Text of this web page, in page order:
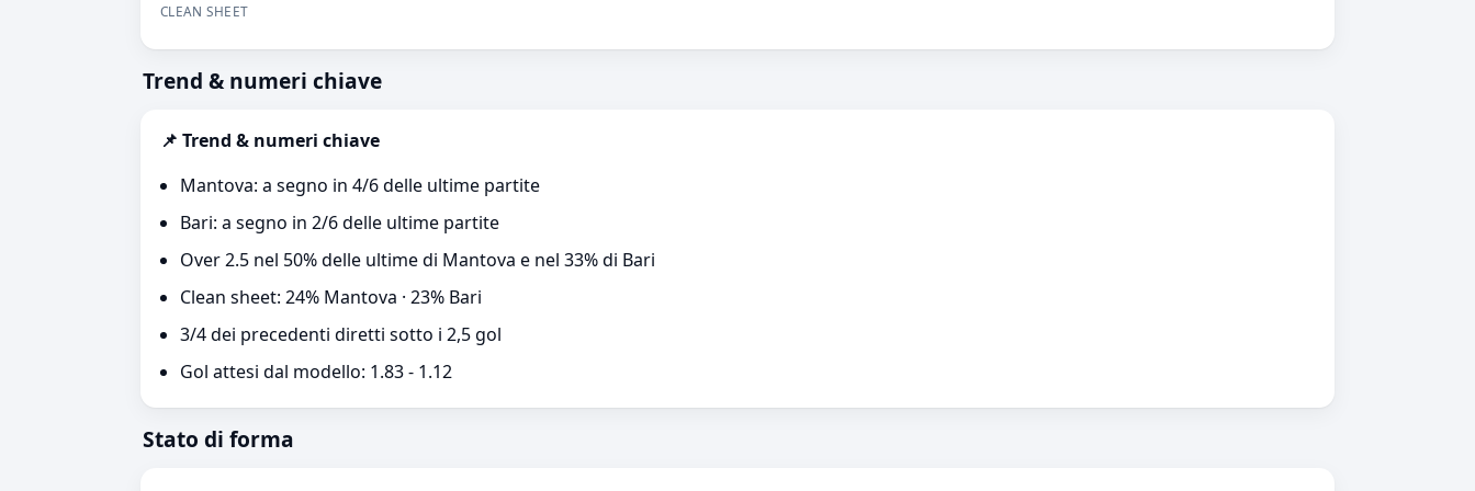
CLEAN SHEET
Trend & numeri chiave
📌 Trend & numeri chiave
Mantova: a segno in 4/6 delle ultime partite
Bari: a segno in 2/6 delle ultime partite
Over 2.5 nel 50% delle ultime di Mantova e nel 33% di Bari
Clean sheet: 24% Mantova · 23% Bari
3/4 dei precedenti diretti sotto i 2,5 gol
Gol attesi dal modello: 1.83 - 1.12
Stato di forma